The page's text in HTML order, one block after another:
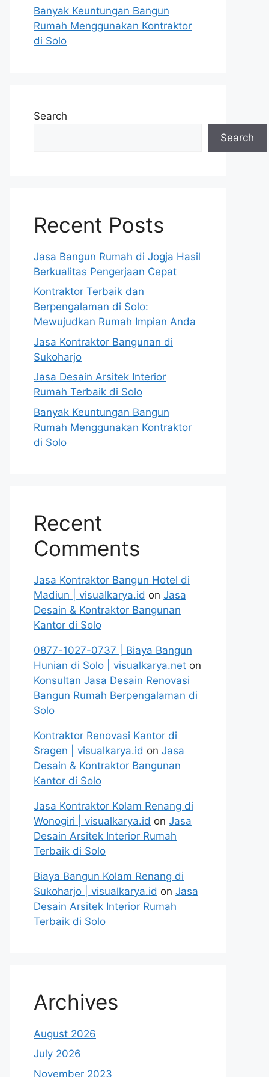
Banyak Keuntungan Bangun
Rumah Menggunakan Kontraktor
di Solo
Search
Search
Recent Posts
Jasa Bangun Rumah di Jogja Hasil
Berkualitas Pengerjaan Cepat
Kontraktor Terbaik dan
Berpengalaman di Solo:
Mewujudkan Rumah Impian Anda
Jasa Kontraktor Bangunan di
Sukoharjo
Jasa Desain Arsitek Interior
Rumah Terbaik di Solo
Banyak Keuntungan Bangun
Rumah Menggunakan Kontraktor
di Solo
Recent
Comments
Jasa Kontraktor Bangun Hotel di
Madiun | visualkarya.id on Jasa
Desain & Kontraktor Bangunan
Kantor di Solo
0877-1027-0737 | Biaya Bangun
Hunian di Solo | visualkarya.net on
Konsultan Jasa Desain Renovasi
Bangun Rumah Berpengalaman di
Solo
Kontraktor Renovasi Kantor di
Sragen | visualkarya.id on Jasa
Desain & Kontraktor Bangunan
Kantor di Solo
Jasa Kontraktor Kolam Renang di
Wonogiri | visualkarya.id on Jasa
Desain Arsitek Interior Rumah
Terbaik di Solo
Biaya Bangun Kolam Renang di
Sukoharjo | visualkarya.id on Jasa
Desain Arsitek Interior Rumah
Terbaik di Solo
Archives
August 2026
July 2026
November 2023